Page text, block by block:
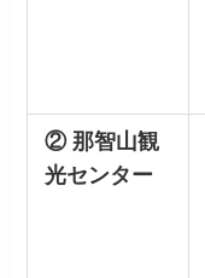
② 那智山観
光センター